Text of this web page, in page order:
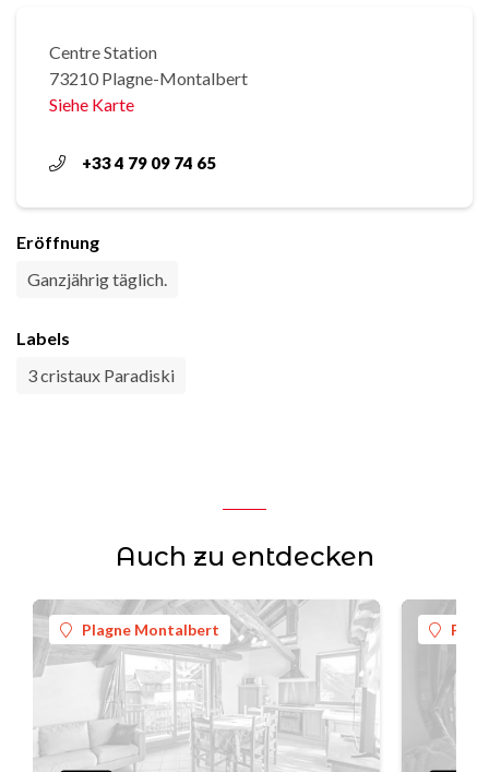
Centre Station
73210 Plagne-Montalbert
Siehe Karte
+33 4 79 09 74 65
Eröffnung
Ganzjährig täglich.
Labels
3 cristaux Paradiski
Auch zu entdecken
Plagne Montalbert